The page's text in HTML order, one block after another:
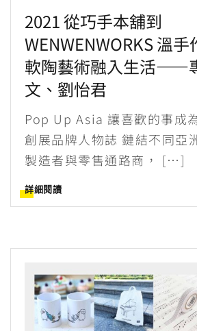
2021 從巧手本舖到
WENWENWORKS 溫
軟陶藝術融入生活——
文、劉怡君
Pop Up Asia 讓喜歡的事成
創展品牌人物誌 鏈結不同亞
製造者與零售通路商， […]
詳細閱讀